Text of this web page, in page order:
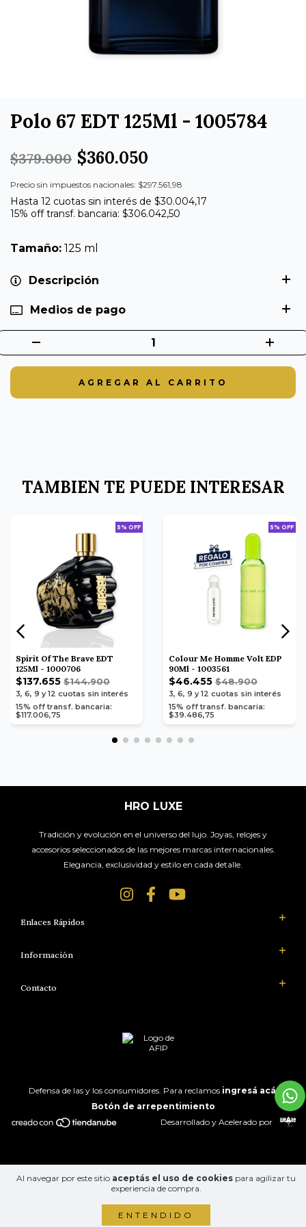
Al navegar por este sitio aceptás el uso de cookies para agilizar tu
experiencia de compra.
ENTENDIDO
Polo 67 EDT 125Ml - 1005784
$379.000 $360.050
Precio sin impuestos nacionales: $297.561,98
Hasta 12 cuotas sin interés de $30.004,17
15% off transf. bancaria: $306.042,50
Tamaño: 125 ml
Descripción
Medios de pago
TAMBIEN TE PUEDE INTERESAR
5% OFF
Spirit Of The Brave EDT
125Ml - 1000706
$137.655 $144.900
3, 6, 9 y 12 cuotas sin interés
15% off transf. bancaria:
$117.006,75
5% OFF
Colour Me Homme Volt EDP
90Ml - 1003561
$46.455 $48.900
3, 6, 9 y 12 cuotas sin interés
15% off transf. bancaria:
$39.486,75
HRO LUXE
Tradición y evolución en el universo del lujo. Joyas, relojes y
accesorios seleccionados de las mejores marcas internacionales.
Elegancia, exclusividad y estilo en cada detalle.
Enlaces Rápidos
Información
Contacto
Defensa de las y los consumidores. Para reclamos ingresá acá.
Botón de arrepentimiento
Desarrollado y Acelerado por